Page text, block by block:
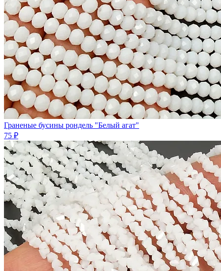
Граненые бусины рондель "Белый агат"
75 ₽